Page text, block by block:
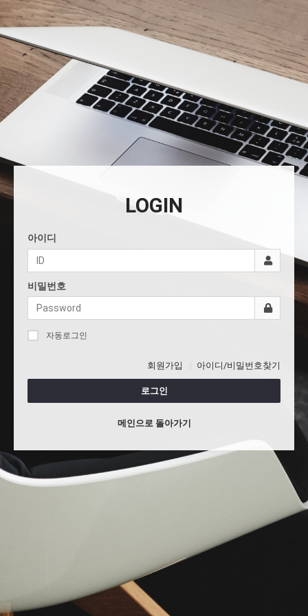
LOGIN
아이디
비밀번호
자동로그인
회원가입 아이디/비밀번호찾기
로그인
메인으로 돌아가기